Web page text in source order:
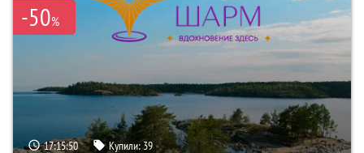
-50%
17:15:49 Купили:39